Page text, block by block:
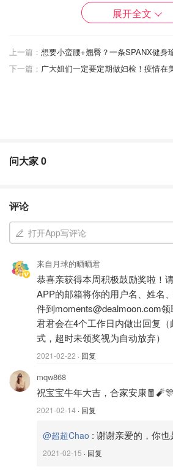
🧛‍♂️ Pete the Cat系列
🧗‍♂️推荐原因: 这套书的主人公是一只
猫生活中发生的事情，通过各种小故
的生活中去。
🧗‍♂️适合年龄段: 小朋友自己阅读的话5
果是父母读给小朋友听的话多大都行。
展开全文
上一篇： 想要小蛮腰+翘臀？一条SPANX健身
下一篇：
问大家0
评论
打开App写评论
来自月球的晒晒君
恭喜亲获得本周积极鼓励奖啦！
APP的邮箱将你的用户名、姓名
件到moments@dealmoon.com领
君君会在4个工作日内做出回复
式，超时未领奖视为自动放弃）
2021-02-22 · 回复
mqw868
祝宝宝牛年大吉，合家安康🧧🧨🎊
2021-02-14 · 回复
@超超Chao : 谢谢亲爱的，你也
2021-02-15 · 回复